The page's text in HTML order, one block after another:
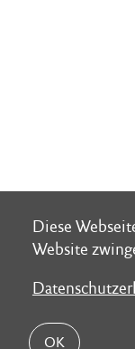
Diese
Website
OK
Diese
Website
OK